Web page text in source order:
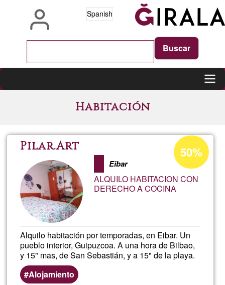
Spanish
Habitación
Pilar.Art
Eibar
ALQUILO HABITACION CON
DERECHO A COCINA
Alquilo habitación por temporadas, en Eibar. Un
pueblo interior, Guipuzcoa. A una hora de Bilbao,
y 15" mas, de San Sebastián, y a 15" de la playa.
Alojamiento
Porcentaje
de
aceptación
de
50%